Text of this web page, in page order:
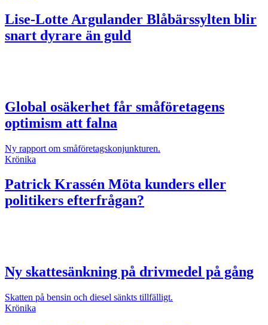
Lise-Lotte Argulander Blåbärssylten blir
snart dyrare än guld
Global osäkerhet får småföretagens
optimism att falna
Ny rapport om småföretagskonjunkturen.
Krönika
Patrick Krassén Möta kunders eller
politikers efterfrågan?
Ny skattesänkning på drivmedel på gång
Skatten på bensin och diesel sänkts tillfälligt.
Krönika